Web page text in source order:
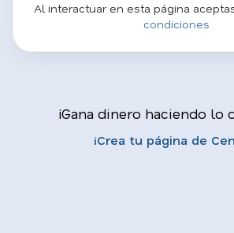
Al interactuar en esta página
condiciones
¡Gana dinero haciendo lo
¡Crea tu página de